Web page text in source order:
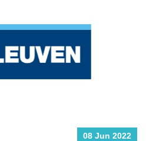
08 Jun 2022